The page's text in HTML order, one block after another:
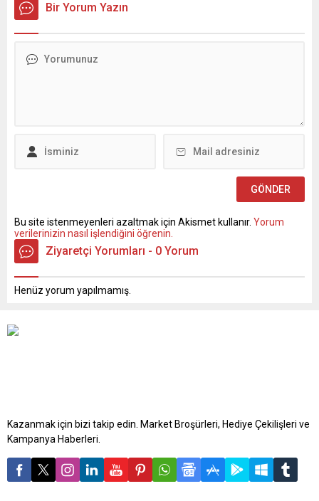
Bir Yorum Yazın
Bu site istenmeyenleri azaltmak için Akismet kullanır. Yorum
verilerinizin nasıl işlendiğini öğrenin.
Ziyaretçi Yorumları - 0 Yorum
Henüz yorum yapılmamış.
Kazanmak için bizi takip edin. Market Broşürleri, Hediye Çekilişleri ve
Kampanya Haberleri.